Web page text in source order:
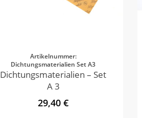
Artikelnummer:
Dichtungsmaterialien Set A3
Dichtungsmaterialien – Set
A 3
29,40 €